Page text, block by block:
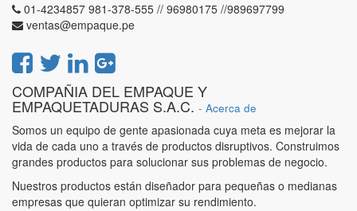
01-4234857 981-378-555 // 96980175 //989697799
ventas@empaque.pe
COMPAÑIA DEL EMPAQUE Y
EMPAQUETADURAS S.A.C. - Acerca de
Somos un equipo de gente apasionada cuya meta es mejorar la
vida de cada uno a través de productos disruptivos. Construimos
grandes productos para solucionar sus problemas de negocio.
Nuestros productos están diseñador para pequeñas o medianas
empresas que quieran optimizar su rendimiento.